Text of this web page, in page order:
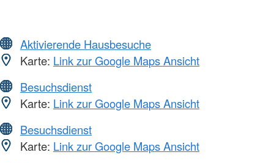
Aktivierende Hausbesuche
Karte: Link zur Google Maps Ansicht
Besuchsdienst
Karte: Link zur Google Maps Ansicht
Besuchsdienst
Karte: Link zur Google Maps Ansicht